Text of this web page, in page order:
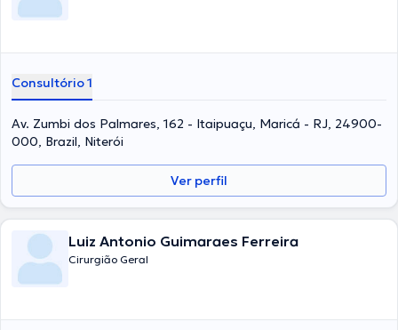
Consultório 1
Av. Zumbi dos Palmares, 162 - Itaipuaçu, Maricá - RJ, 24900-
000, Brazil, Niterói
Ver perfil
Luiz Antonio Guimaraes Ferreira
Cirurgião Geral